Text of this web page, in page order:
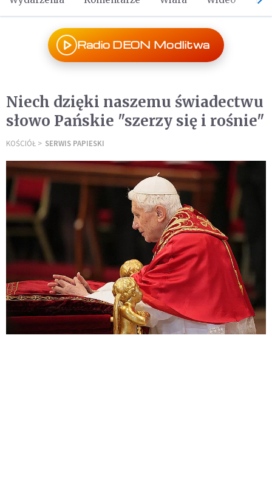
Radio DEON Modlitwa
Niech dzięki naszemu świadectwu
słowo Pańskie "szerzy się i rośnie"
KOŚCIÓŁ SERWIS PAPIESKI